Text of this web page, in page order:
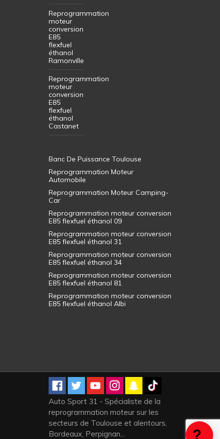
Reprogrammation
moteur
conversion
E85
flexfuel
éthanol
Ramonville
Reprogrammation
moteur
conversion
E85
flexfuel
éthanol
Castanet
Banc De Puissance Toulouse
Reprogrammation Moteur
Automobile
Reprogrammation Moteur Camping-
Car
Reprogrammation moteur conversion
E85 flexfuel éthanol 09
Reprogrammation moteur conversion
E85 flexfuel éthanol 31
Reprogrammation moteur conversion
E85 flexfuel éthanol 34
Reprogrammation moteur conversion
E85 flexfuel éthanol 81
Reprogrammation moteur conversion
E85 flexfuel éthanol Albi
Auto Sport 31 - Spécialiste de la
reprogrammation moteur sur les
secteurs de Toulouse et alentours,
Bordeaux, Perpignan...